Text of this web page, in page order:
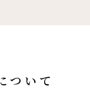
ついて